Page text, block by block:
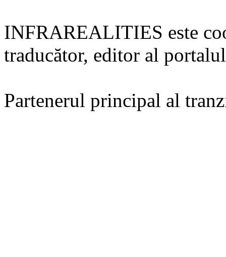
INFRAREALITIES este
traducător, editor al
Partenerul principal al